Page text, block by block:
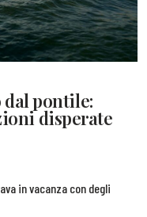
dal pontile:
disperate
in vacanza con degli